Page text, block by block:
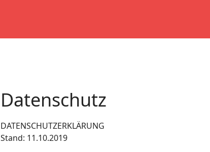
Datenschutz
DATENSCHUTZERKLÄRUNG
Stand: 11.10.2019